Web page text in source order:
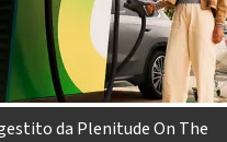
da Plenitude On The